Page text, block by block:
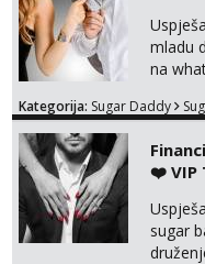
mladu
na
Kategorija: Sugar Daddy
❤️ VIP
sugar